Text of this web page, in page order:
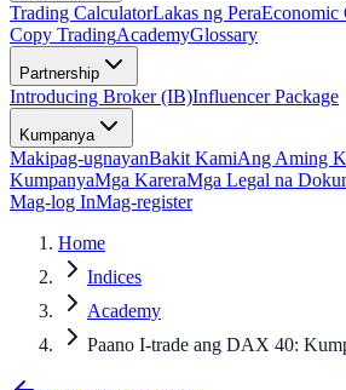
Trading CalculatorLakas ng PeraEconomic
Copy TradingAcademyGlossary
Partnership
Introducing Broker (IB)Influencer Package
Kumpanya
Makipag-ugnayanBakit KamiAng Aming
KumpanyaMga KareraMga Legal na
Mag-log InMag-register
Home
Indices
Academy
Paano I-trade ang DAX 40: